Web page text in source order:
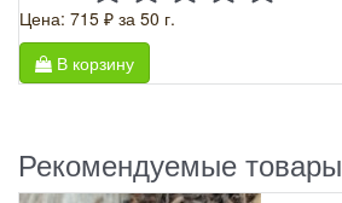
Цена: 715 ₽ за 50 г.
В корзину
Рекомендуемые товары